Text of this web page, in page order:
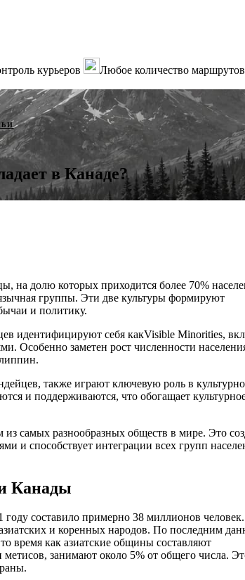
курьеров
Любое количество маршрутов
в Канаде?
на долю которых приходится более 70%
группы. Эти две культуры формируют
и политику.
идентифицируют себя какVisible Minorities,
Особенно заметен рост численности
также играют ключевую роль в
и поддерживаются, что обогащает
самых разнообразных обществ в мире. Это
и способствует интеграции всех групп
Канады
составило примерно 38 миллионов человек.
и коренных народов. По последним
время как азиатские общины составляют
занимают около 5% от общего числа.